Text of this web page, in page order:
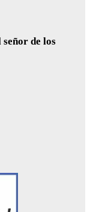
señor de los